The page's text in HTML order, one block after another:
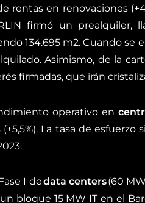
rentas en renovaciones
firmó un prealquiler,
134.695 m2. Cuando se
Asimismo, de la
firmadas, que irán
operativo en
La tasa de esfuerzo
I dedata centers(60
bloque 15 MW IT en el